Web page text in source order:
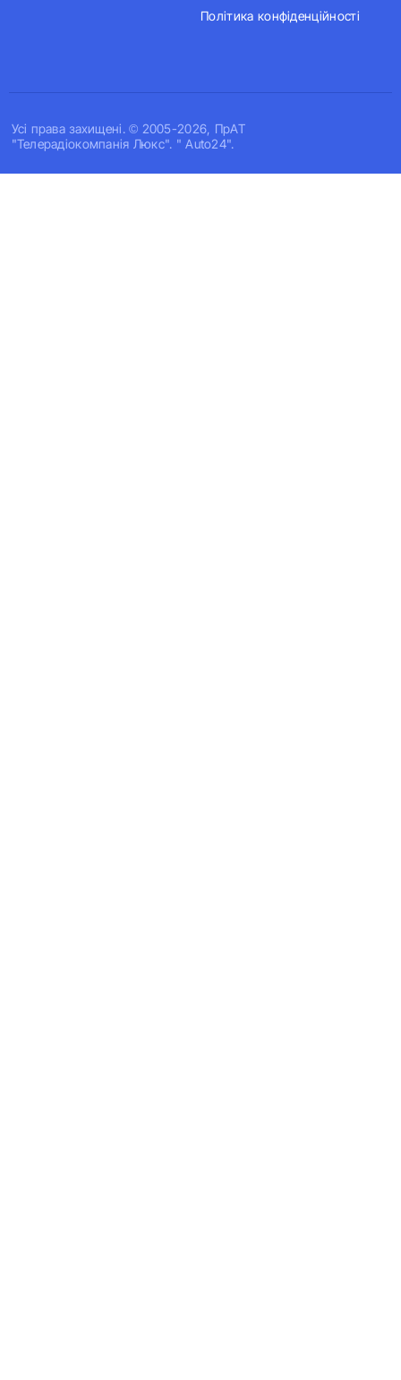
Усi права захищенi. © 2005-2026, ПрАТ
"Телерадіокомпанія Люкс". " Auto24".
Політика конфіденційності